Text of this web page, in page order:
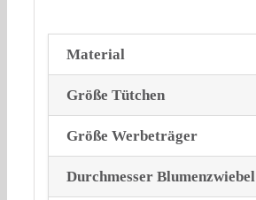
Material
Größe Tütchen
Größe Werbeträger
Durchmesser Blumenzwiebel